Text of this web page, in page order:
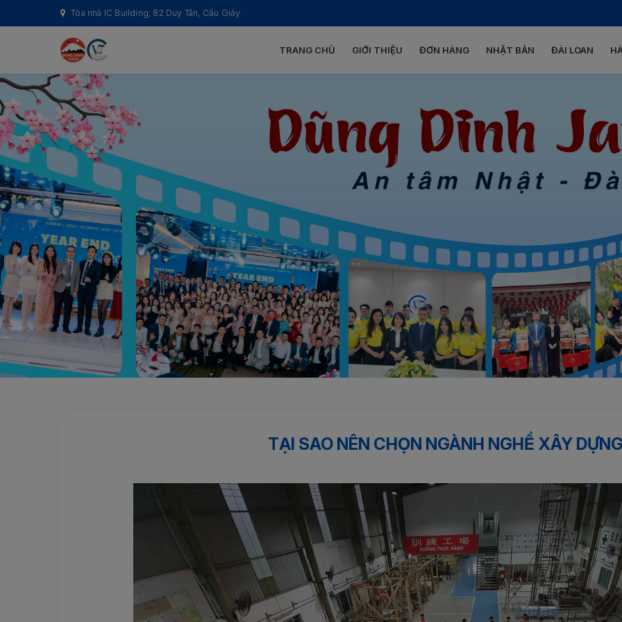
Tòa nhà IC Building, 82 Duy Tân, Cầu Giấy
TRANG CHỦ GIỚI THIỆU ĐƠN HÀNG NHẬT BẢN ĐÀI LOAN
TẠI SAO NÊN CHỌN NGÀNH NGHỀ XÂY